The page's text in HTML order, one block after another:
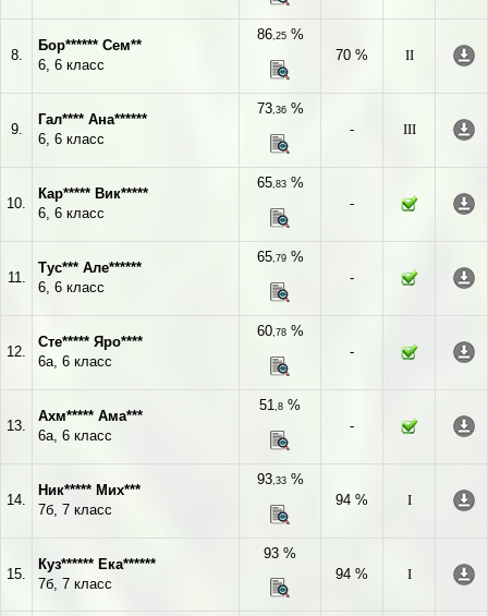
8.
Бор****** Сем**
6, 6 класс
86,25%
70 %
II
9.
Гал**** Ана******
6, 6 класс
73,36%
-
III
10.
Кар***** Вик*****
6, 6 класс
65,83%
-
11.
Тус*** Але******
6, 6 класс
65,79%
-
12.
Сте***** Яро****
6а, 6 класс
60,78%
-
13.
Ахм***** Ама***
6а, 6 класс
51,8 %
-
14.
Ник***** Мих***
7б, 7 класс
93,33%
94 %
I
15.
Куз****** Ека******
7б, 7 класс
93 %
94 %
I